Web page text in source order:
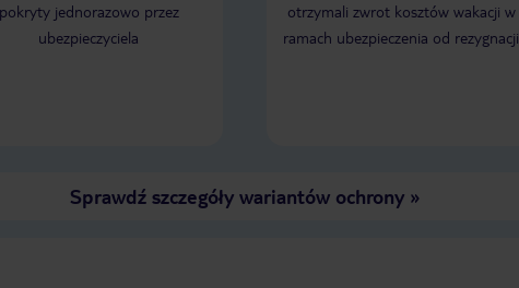
jednorazowo przez
ubezpieczyciela
otrzymali zwrot kosztów wakacji w
ramach ubezpieczenia od rezygnacji
Sprawdź szczegóły wariantów ochrony»